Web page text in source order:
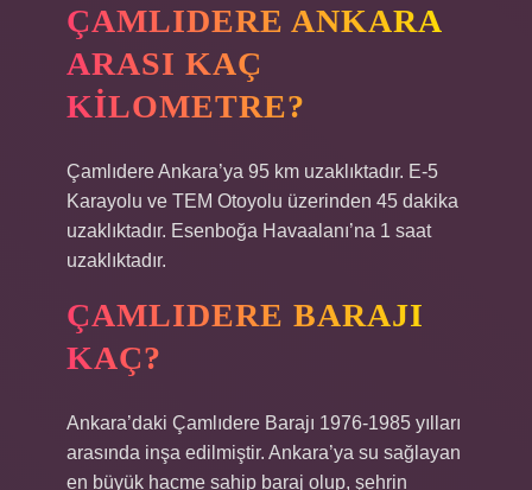
ÇAMLIDERE ANKARA
ARASI KAÇ
KILOMETRE?
Çamlıdere Ankara’ya 95 km uzaklıktadır. E-5
Karayolu ve TEM Otoyolu üzerinden 45 dakika
uzaklıktadır. Esenboğa Havaalanı’na 1 saat
uzaklıktadır.
ÇAMLIDERE BARAJI
KAÇ?
Ankara’daki Çamlıdere Barajı 1976-1985 yılları
arasında inşa edilmiştir. Ankara’ya su sağlayan
en büyük hacme sahip baraj olup, şehrin